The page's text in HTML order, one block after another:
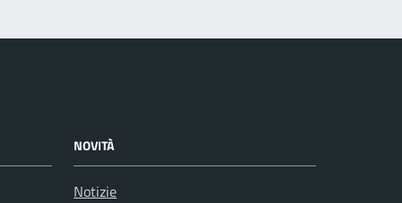
NOVITÀ
Notizie